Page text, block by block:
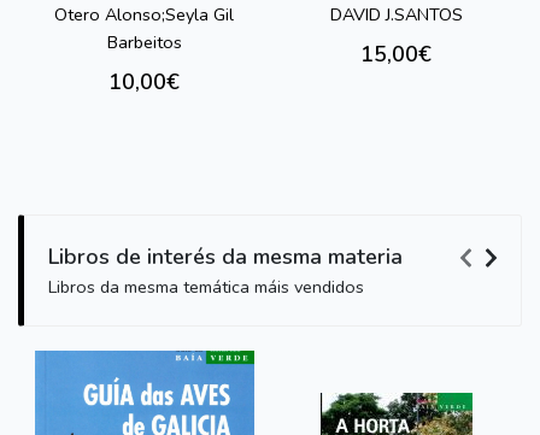
Otero Alonso;Seyla Gil
Barbeitos
10,00€
DAVID J.SANTOS
15,00€
Libros de interés da mesma materia
Libros da mesma temática máis vendidos